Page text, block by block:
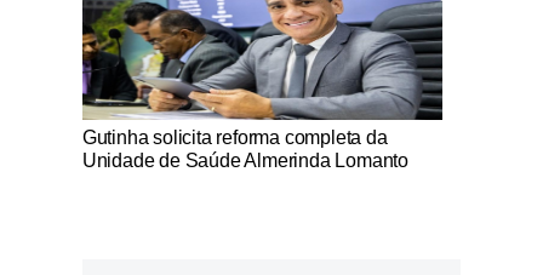
Notícias Católicas
Gutinha solicita reforma completa da
Unidade de Saúde Almerinda Lomanto